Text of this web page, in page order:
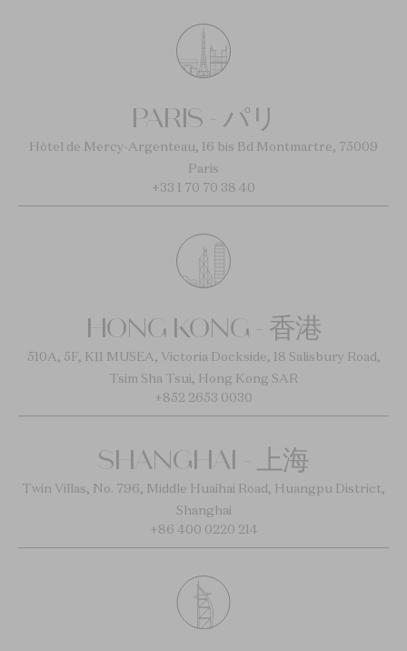
PARIS - パリ
Hôtel de Mercy-Argenteau, 16 bis Bd Montmartre, 75009
Paris
+33 1 70 70 38 40
HONG KONG - 香港
510A, 5F, K11 MUSEA, Victoria Dockside, 18 Salisbury Road,
Tsim Sha Tsui, Hong Kong SAR
+852 2653 0030
SHANGHAI - 上海
Twin Villas, No. 796, Middle Huaihai Road, Huangpu District,
Shanghai
+86 400 0220 214